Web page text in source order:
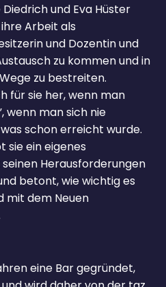
und Eva Hüster
Arbeit als
und Dozentin und
zu kommen und in
zu bestreiten.
für sie her, wenn man
wenn man sich nie
schon erreicht wurde.
sie ein eigenes
Herausforderungen
betont, wie wichtig es
mit dem Neuen
eine Bar gegründet,